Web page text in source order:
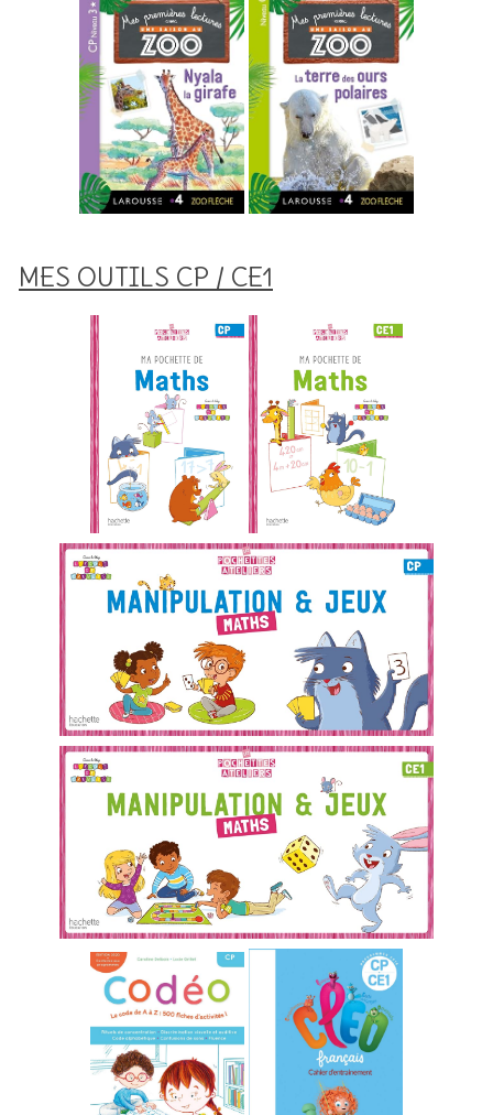
MES OUTILS CP / CE1